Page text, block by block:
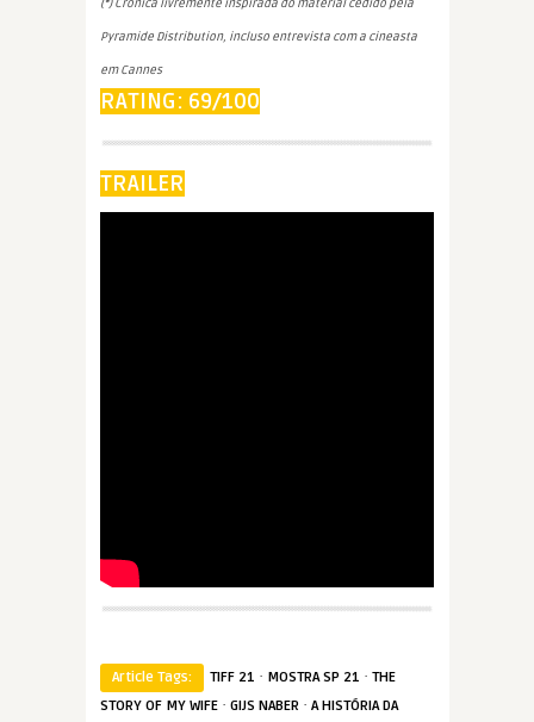
(*) Crônica livremente inspirada do material cedido pela
Pyramide Distribution, incluso entrevista com a cineasta
em Cannes
RATING: 69/100
TRAILER
Article Tags: TIFF 21 · MOSTRA SP 21 · THE
STORY OF MY WIFE · GIJS NABER · A HISTÓRIA DA